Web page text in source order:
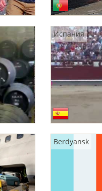
Испания
Berdyansk